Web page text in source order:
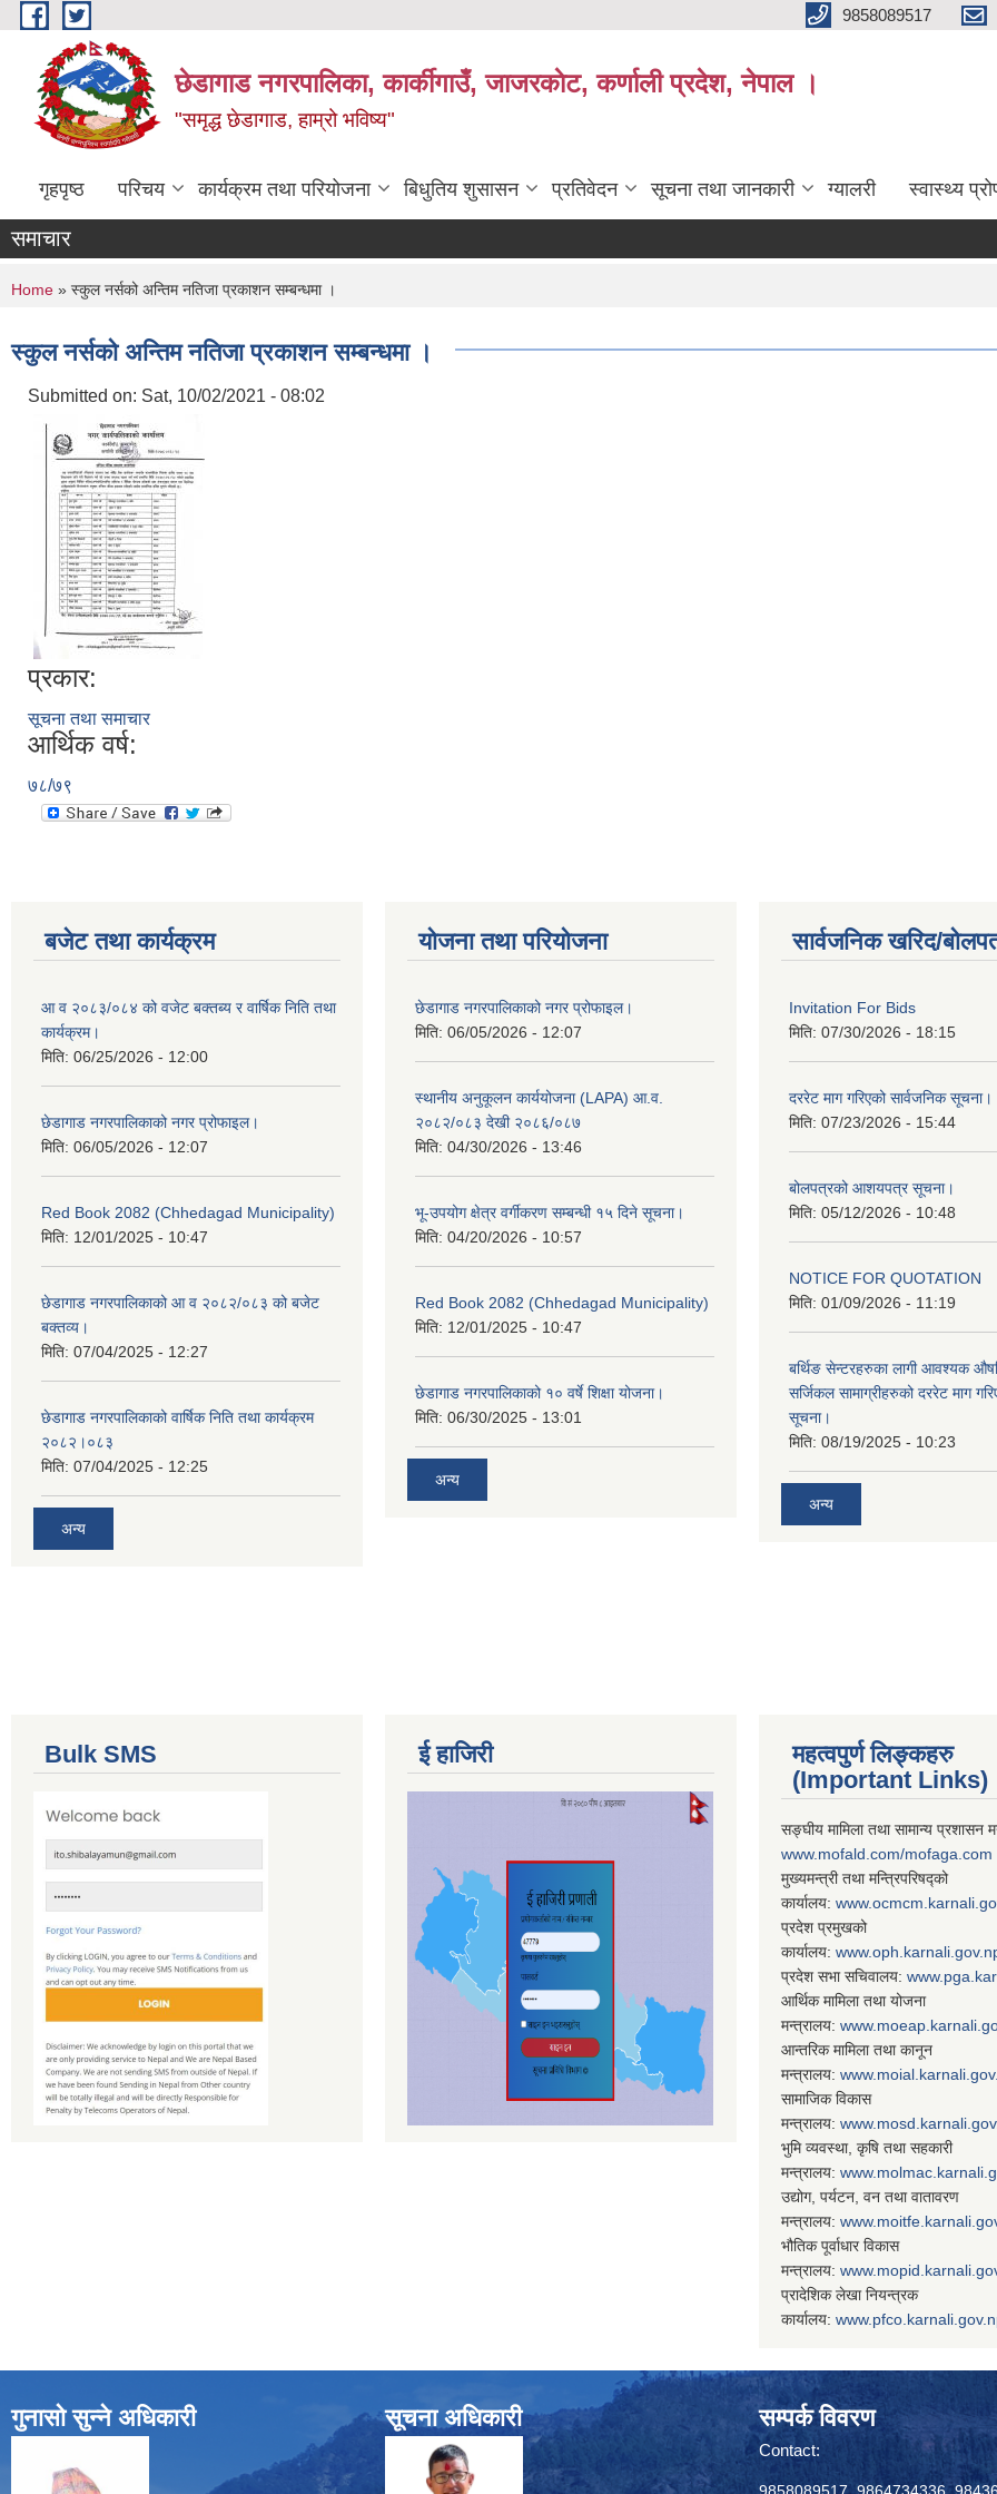
Skip to main content 9858089517
छेडागाड नगरपालिका, कार्कीगाउँ, जाजरकाेट, कर्णाली प्रदेश, नेपाल ।
"समृद्ध छेडागाड, हाम्रो भविष्य"
गृहपृष्ठ परिचय कार्यक्रम तथा परियोजना बिधुतिय शुसासन प्रतिवेदन सूचना तथा जानकारी ग्यालरी स्वास्थ्य
समाचार
You are here
Home » स्कुल नर्सको अन्तिम नतिजा प्रकाशन सम्बन्धमा ।
स्कुल नर्सको अन्तिम नतिजा प्रकाशन सम्बन्धमा ।
Submitted on: Sat, 10/02/2021 - 08:02
प्रकार:
सूचना तथा समाचार
आर्थिक वर्ष:
७८/७९
बजेट तथा कार्यक्रम
आ व २०८३/०८४ को वजेट बक्तब्य र वार्षिक निति तथा
कार्यक्रम।
मिति: 06/25/2026 - 12:00
छेडागाड नगरपालिकाको नगर प्रोफाइल।
मिति: 06/05/2026 - 12:07
Red Book 2082 (Chhedagad Municipality)
मिति: 12/01/2025 - 10:47
छेडागाड नगरपालिकाको आ व २०८२/०८३ को बजेट
बक्तव्य।
मिति: 07/04/2025 - 12:27
छेडागाड नगरपालिकाको वार्षिक निति तथा कार्यक्रम
२०८२।०८३
मिति: 07/04/2025 - 12:25
अन्य
योजना तथा परियोजना
छेडागाड नगरपालिकाको नगर प्रोफाइल।
मिति: 06/05/2026 - 12:07
स्थानीय अनुकूलन कार्ययोजना (LAPA) आ.व.
२०८२/०८३ देखी २०८६/०८७
मिति: 04/30/2026 - 13:46
भू-उपयोग क्षेत्र वर्गीकरण सम्बन्धी १५ दिने सूचना।
मिति: 04/20/2026 - 10:57
Red Book 2082 (Chhedagad Municipality)
मिति: 12/01/2025 - 10:47
छेडागाड नगरपालिकाको १० वर्षे शिक्षा योजना।
मिति: 06/30/2025 - 13:01
अन्य
सार्वजनिक खरिद/
Invitation For Bids
मिति: 07/30/2026 - 18:15
दररेट माग गरिएको सार्वजनिक सूचना।
मिति: 07/23/2026 - 15:44
बोलपत्रको आशयपत्र सूचना।
मिति: 05/12/2026 - 10:48
NOTICE FOR QUOTATION
मिति: 01/09/2026 - 11:19
बर्थिङ सेन्टरहरुका लागी आवश्यक
सर्जिकल सामाग्रीहरुको दररेट माग
सूचना।
मिति: 08/19/2025 - 10:23
अन्य
Bulk SMS ई हाजिरी
महत्वपुर्ण लिङ्कहरु
(Important Links)
सङ्घीय मामिला तथा सामान्य प्रशासन
www.mofald.com/mofaga.com
मुख्यमन्त्री तथा मन्त्रिपरिषद्को
कार्यालय:
प्रदेश प्रमुखको
कार्यालय:
प्रदेश सभा सचिवालय: www.
आर्थिक मामिला तथा योजना
मन्त्रालय: www.
आन्तरिक मामिला तथा कानून
मन्त्रालय: www.
सामाजिक विकास
मन्त्रालय: www.
भुमि व्यवस्था, कृषि तथा सहकारी
मन्त्रालय: www.
उद्योग, पर्यटन, वन तथा वातावरण
मन्त्रालय: www.
भौतिक पूर्वाधार विकास
मन्त्रालय: www.
प्रादेशिक लेखा नियन्त्रक
कार्यालय: www.
गुनासो सुन्ने अधिकारी सूचना अधिकारी सम्पर्क विवरण
Contact: